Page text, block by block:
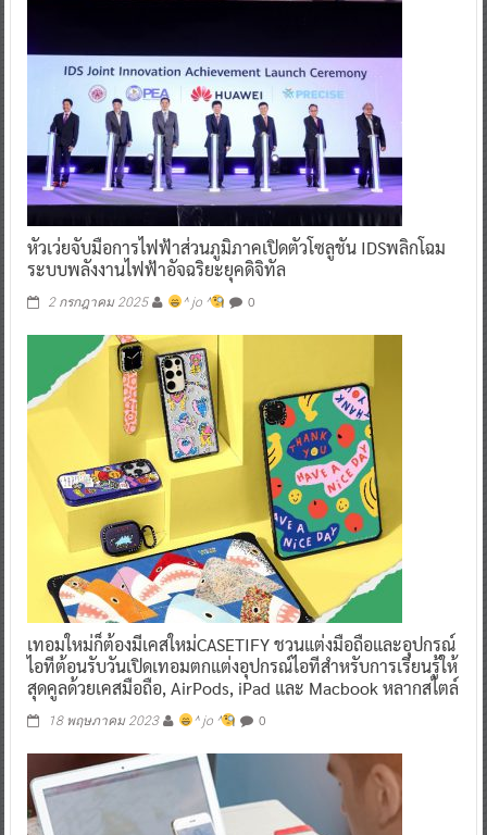
หัวเว่ยจับมือการไฟฟ้าส่วนภูมิภาคเปิดตัวโซลูชัน IDSพลิกโฉม
ระบบพลังงานไฟฟ้าอัจฉริยะยุคดิจิทัล
2 กรกฎาคม 2025 ^ jo ^ 0
เทอมใหม่ก็ต้องมีเคสใหม่CASETIFY ชวนแต่งมือถือและอุปกรณ์
ไอทีต้อนรับวันเปิดเทอมตกแต่งอุปกรณ์ไอทีสำหรับการเรียนรู้ให้
สุดคูลด้วยเคสมือถือ, AirPods, iPad และ Macbook หลากสไตล์
18 พฤษภาคม 2023 ^ jo ^ 0